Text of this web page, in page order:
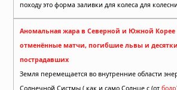
походу это форма заливки для колеса для
Аномальная жара в Северной и Южной
отменённые матчи, погибшие львы и
пострадавших
Земля перемещается во внутренние области
Солнечной Систмы ( как и само Солнце с (от бодр